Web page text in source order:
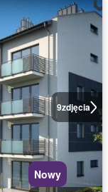
9zdjęcia
Nowy